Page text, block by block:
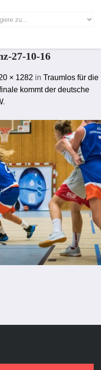
27-10-16
× 1282 in Traumlos für die
kommt der deutsche
.